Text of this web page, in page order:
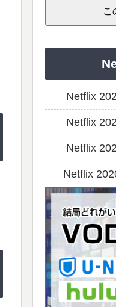
Netflix
Netflix
Netflix
Netflix